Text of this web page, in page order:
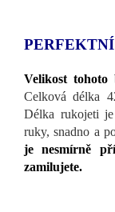
Velikost
Celková délka
Délka rukojeti
ruky, snadno a
je nesmírně
zamilujete.